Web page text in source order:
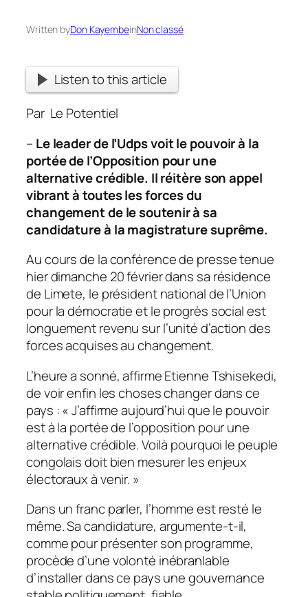
Written byDon KayembeinNon classé
Listen to this article
Par Le Potentiel
– Le leader de l’Udps voit le pouvoir à la
portée de l’Opposition pour une
alternative crédible. Il réitère son appel
vibrant à toutes les forces du
changement de le soutenir à sa
candidature à la magistrature suprême.
Au cours de la conférence de presse tenue
hier dimanche 20 février dans sa résidence
de Limete, le président national de l’Union
pour la démocratie et le progrès social est
longuement revenu sur l’unité d’action des
forces acquises au changement.
L’heure a sonné, affirme Etienne Tshisekedi,
de voir enfin les choses changer dans ce
pays : « J’affirme aujourd’hui que le pouvoir
est à la portée de l’opposition pour une
alternative crédible. Voilà pourquoi le peuple
congolais doit bien mesurer les enjeux
électoraux à venir. »
Dans un franc parler, l’homme est resté le
même. Sa candidature, argumente-t-il,
comme pour présenter son programme,
procède d’une volonté inébranlable
d’installer dans ce pays une gouvernance